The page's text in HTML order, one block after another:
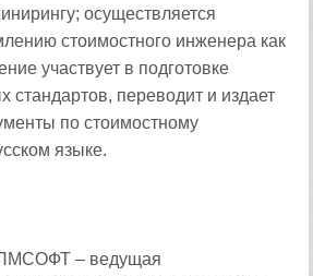
осуществляется
стоимостного инженера как
участвует в подготовке
стандартов, переводит и издает
по стоимостному
языке.
ПМСОФТ ‒ ведущая